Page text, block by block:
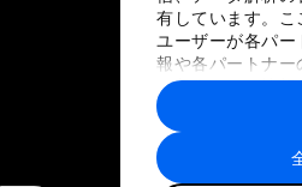
有しています。こ
ユーザーが各パ
報や各パートナー
に収集された情
トナーによって使
す。
プライバシーポリ
サイトマ